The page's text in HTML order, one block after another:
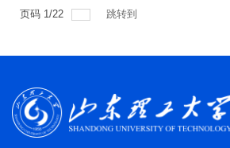
页码 1 /22 跳转到